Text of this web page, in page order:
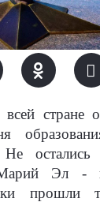
всей стране
Не
Марий Эл -
прошли